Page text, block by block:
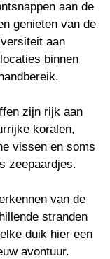
aan de
genieten van de
aan
binnen
zijn rijk aan
koralen,
vissen en soms
zeepaardjes.
van de
stranden
duik hier een
avontuur.